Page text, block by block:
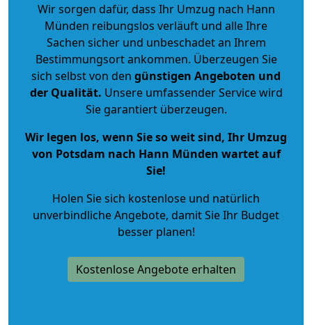
Wir sorgen dafür, dass Ihr Umzug nach Hann
Münden reibungslos verläuft und alle Ihre
Sachen sicher und unbeschadet an Ihrem
Bestimmungsort ankommen. Überzeugen Sie
sich selbst von den günstigen Angeboten und
der Qualität. Unsere umfassender Service wird
Sie garantiert überzeugen.
Wir legen los, wenn Sie so weit sind, Ihr Umzug
von Potsdam nach Hann Münden wartet auf
Sie!
Holen Sie sich kostenlose und natürlich
unverbindliche Angebote, damit Sie Ihr Budget
besser planen!
Kostenlose Angebote erhalten